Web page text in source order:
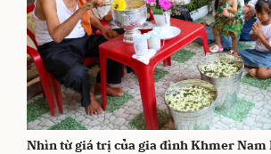
Nhìn từ giá trị của gia đình Khmer Nam